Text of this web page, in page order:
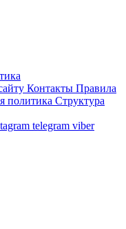
Контакты Правила
политика Структура
telegram viber